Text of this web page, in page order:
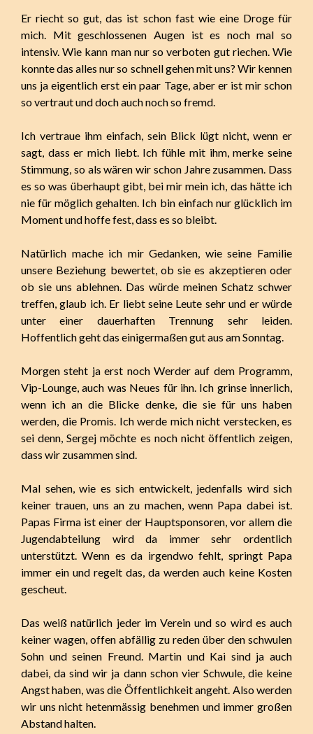
Er riecht so gut, das ist schon fast wie eine Droge für
mich. Mit geschlossenen Augen ist es noch mal so
intensiv. Wie kann man nur so verboten gut riechen. Wie
konnte das alles nur so schnell gehen mit uns? Wir kennen
uns ja eigentlich erst ein paar Tage, aber er ist mir schon
so vertraut und doch auch noch so fremd.
Ich vertraue ihm einfach, sein Blick lügt nicht, wenn er
sagt, dass er mich liebt. Ich fühle mit ihm, merke seine
Stimmung, so als wären wir schon Jahre zusammen. Dass
es so was überhaupt gibt, bei mir mein ich, das hätte ich
nie für möglich gehalten. Ich bin einfach nur glücklich im
Moment und hoffe fest, dass es so bleibt.
Natürlich mache ich mir Gedanken, wie seine Familie
unsere Beziehung bewertet, ob sie es akzeptieren oder
ob sie uns ablehnen. Das würde meinen Schatz schwer
treffen, glaub ich. Er liebt seine Leute sehr und er würde
unter einer dauerhaften Trennung sehr leiden.
Hoffentlich geht das einigermaßen gut aus am Sonntag.
Morgen steht ja erst noch Werder auf dem Programm,
Vip-Lounge, auch was Neues für ihn. Ich grinse innerlich,
wenn ich an die Blicke denke, die sie für uns haben
werden, die Promis. Ich werde mich nicht verstecken, es
sei denn, Sergej möchte es noch nicht öffentlich zeigen,
dass wir zusammen sind.
Mal sehen, wie es sich entwickelt, jedenfalls wird sich
keiner trauen, uns an zu machen, wenn Papa dabei ist.
Papas Firma ist einer der Hauptsponsoren, vor allem die
Jugendabteilung wird da immer sehr ordentlich
unterstützt. Wenn es da irgendwo fehlt, springt Papa
immer ein und regelt das, da werden auch keine Kosten
gescheut.
Das weiß natürlich jeder im Verein und so wird es auch
keiner wagen, offen abfällig zu reden über den schwulen
Sohn und seinen Freund. Martin und Kai sind ja auch
dabei, da sind wir ja dann schon vier Schwule, die keine
Angst haben, was die Öffentlichkeit angeht. Also werden
wir uns nicht hetenmässig benehmen und immer großen
Abstand halten.